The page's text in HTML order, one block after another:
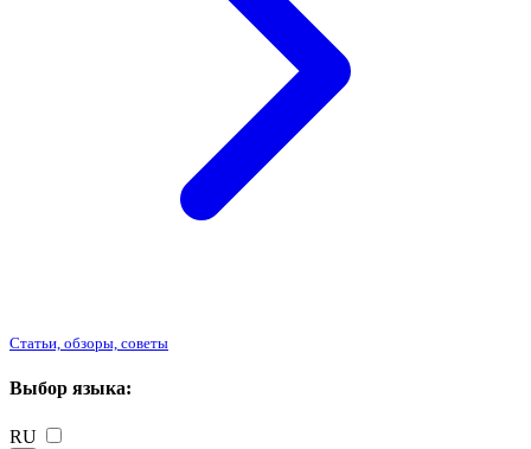
Статьи, обзоры, советы
Выбор языка:
RU